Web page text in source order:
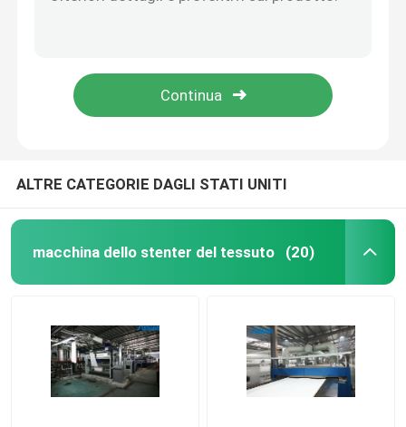
Macchina della regolazione di calore del tessuto
Macchina della struttura dello stenditoio
Macchina di stampaggio di tessuti
Asciugatrice di caduta
ALTRE CATEGORIE DAGLI STATI UNITI
macchina dello stenter del tessuto (20)